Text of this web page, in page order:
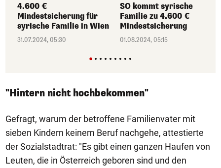
4.600 €
Mindestsicherung für
syrische Familie in Wien
31.07.2024, 05:30
SO kommt syrische
Familie zu 4.600 €
Mindestsicherung
01.08.2024, 05:15
"Hintern nicht hochbekommen"
Gefragt, warum der betroffene Familienvater mit
sieben Kindern keinem Beruf nachgehe, attestierte
der Sozialstadtrat: "Es gibt einen ganzen Haufen von
Leuten, die in Österreich geboren sind und den